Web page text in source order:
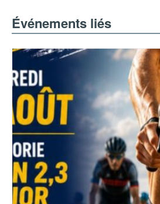
Événements liés